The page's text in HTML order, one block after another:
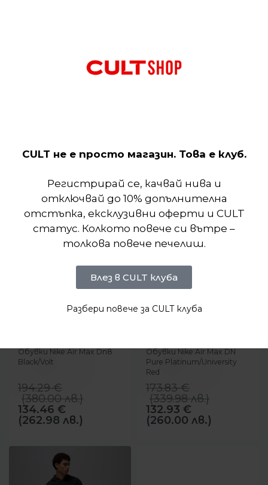
от органични и рециклирани влакна.
Обувки Nike Air Max Dn8
Black/Volt
194.29€
(380.00лв.)
134.46 €
(262.98 лв.)
Обувки Nike Air Max DN
Pure Platinum/University
Red
173.83€
(339.98лв.)
132.93 €
(260.00 лв.)
CULT не е просто магазин. Това е клуб.
Регистрирай се, качвай нива и
отключвай до 10% допълнителна
отстъпка, ексклузивни оферти и CULT
статус. Колкото повече си вътре –
толкова повече печелиш.
Влез в CULT клуба
Разбери повече за CULT клуба